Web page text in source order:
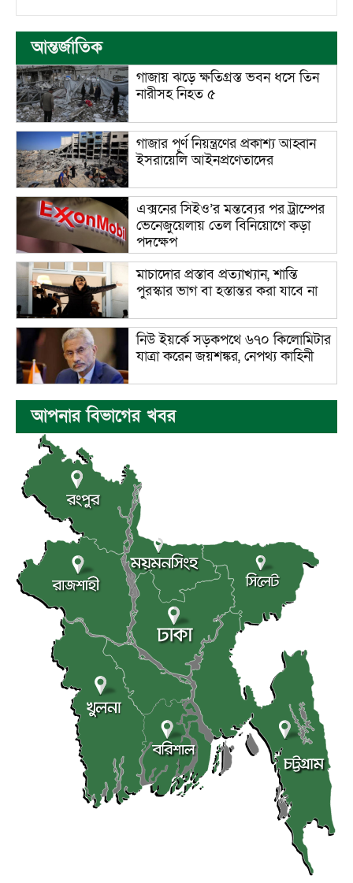
আন্তর্জাতিক
গাজায় ঝড়ে ক্ষতিগ্রস্ত ভবন ধসে তিন
নারীসহ নিহত ৫
গাজার পূর্ণ নিয়ন্ত্রণের প্রকাশ্য আহ্বান
ইসরায়েলি আইনপ্রণেতাদের
এক্সনের সিইও’র মন্তব্যের পর ট্রাম্পের
ভেনেজুয়েলায় তেল বিনিয়োগে কড়া
পদক্ষেপ
মাচাদোর প্রস্তাব প্রত্যাখ্যান, শান্তি
পুরস্কার ভাগ বা হস্তান্তর করা যাবে না
নিউ ইয়র্কে সড়কপথে ৬৭০ কিলোমিটার
যাত্রা করেন জয়শঙ্কর, নেপথ্য কাহিনী
আপনার বিভাগের খবর